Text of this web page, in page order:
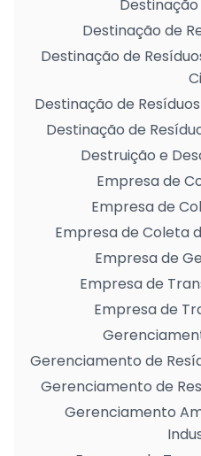
Destinação de
Destinação de
Destinação de
Destinação de
Destruição e
Empresa de
Empresa de
Empresa de Coleta
Empresa de
Empresa de
Empresa de
Gerenciamento de
Gerenciamento de
Gerenciamento